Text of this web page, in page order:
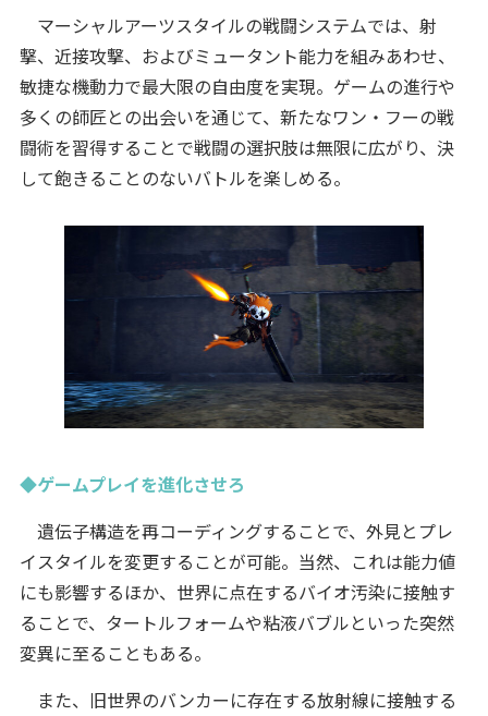
マーシャルアーツスタイルの戦闘システムでは、射
撃、近接攻撃、およびミュータント能力を組みあわせ、
敏捷な機動力で最大限の自由度を実現。ゲームの進行や
多くの師匠との出会いを通じて、新たなワン・フーの戦
闘術を習得することで戦闘の選択肢は無限に広がり、決
して飽きることのないバトルを楽しめる。
◆ゲームプレイを進化させろ
遺伝子構造を再コーディングすることで、外見とプレ
イスタイルを変更することが可能。当然、これは能力値
にも影響するほか、世界に点在するバイオ汚染に接触す
ることで、タートルフォームや粘液バブルといった突然
変異に至ることもある。
また、旧世界のバンカーに存在する放射線に接触する